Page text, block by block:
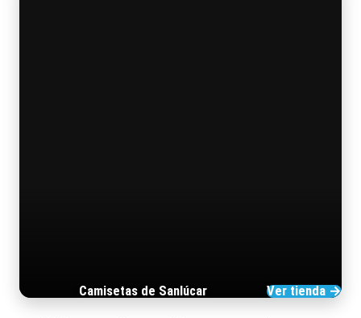
Camisetas de Sanlúcar Ver tienda →